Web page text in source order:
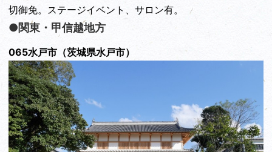
切御免。ステージイベント、サロン有。
●関東・甲信越地方
065水戸市（茨城県水戸市）